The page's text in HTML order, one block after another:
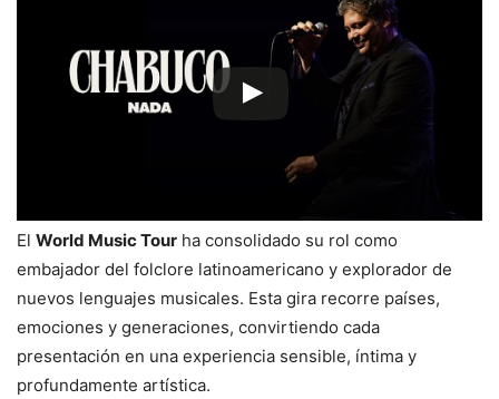
El World Music Tour ha consolidado su rol como
embajador del folclore latinoamericano y explorador de
nuevos lenguajes musicales. Esta gira recorre países,
emociones y generaciones, convirtiendo cada
presentación en una experiencia sensible, íntima y
profundamente artística.